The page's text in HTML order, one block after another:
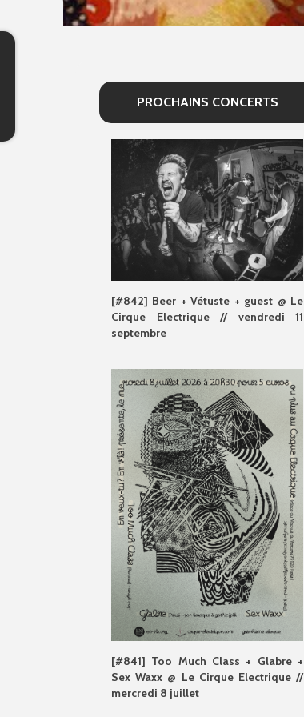
PROCHAINS CONCERTS
[#842] Beer + Vétuste + guest @ Le
Cirque Electrique // vendredi 11
septembre
[#841] Too Much Class + Glabre +
Sex Waxx @ Le Cirque Electrique //
mercredi 8 juillet